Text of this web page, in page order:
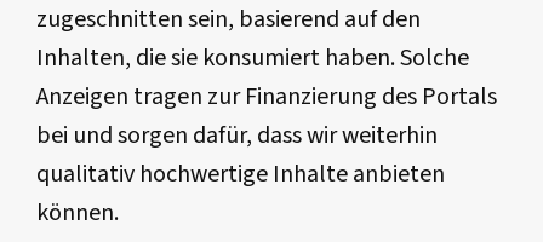
zugeschnitten sein, basierend auf den
Inhalten, die sie konsumiert haben. Solche
Anzeigen tragen zur Finanzierung des Portals
bei und sorgen dafür, dass wir weiterhin
qualitativ hochwertige Inhalte anbieten
können.